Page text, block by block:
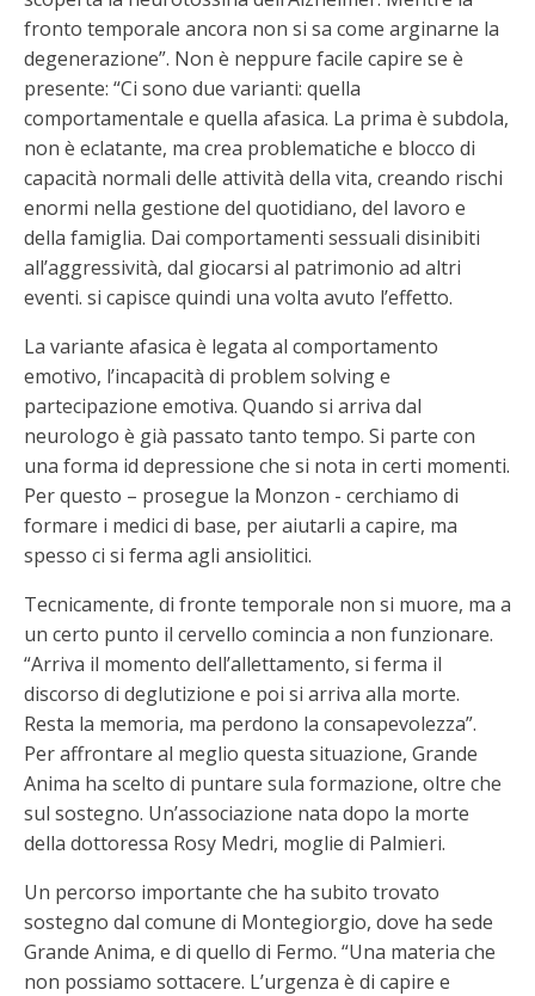
fronto temporale ancora non si sa come arginarne la
degenerazione”. Non è neppure facile capire se è
presente: “Ci sono due varianti: quella
comportamentale e quella afasica. La prima è subdola,
non è eclatante, ma crea problematiche e blocco di
capacità normali delle attività della vita, creando rischi
enormi nella gestione del quotidiano, del lavoro e
della famiglia. Dai comportamenti sessuali disinibiti
all’aggressività, dal giocarsi al patrimonio ad altri
eventi. si capisce quindi una volta avuto l’effetto.
La variante afasica è legata al comportamento
emotivo, l’incapacità di problem solving e
partecipazione emotiva. Quando si arriva dal
neurologo è già passato tanto tempo. Si parte con
una forma id depressione che si nota in certi momenti.
Per questo – prosegue la Monzon - cerchiamo di
formare i medici di base, per aiutarli a capire, ma
spesso ci si ferma agli ansiolitici.
Tecnicamente, di fronte temporale non si muore, ma a
un certo punto il cervello comincia a non funzionare.
“Arriva il momento dell’allettamento, si ferma il
discorso di deglutizione e poi si arriva alla morte.
Resta la memoria, ma perdono la consapevolezza”.
Per affrontare al meglio questa situazione, Grande
Anima ha scelto di puntare sula formazione, oltre che
sul sostegno. Un’associazione nata dopo la morte
della dottoressa Rosy Medri, moglie di Palmieri.
Un percorso importante che ha subito trovato
sostegno dal comune di Montegiorgio, dove ha sede
Grande Anima, e di quello di Fermo. “Una materia che
non possiamo sottacere. L’urgenza è di capire e